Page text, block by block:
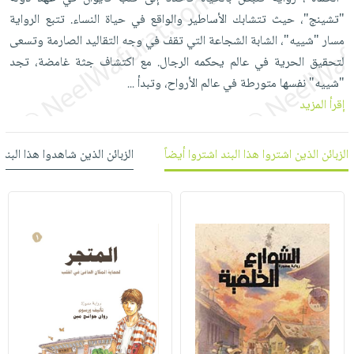
العناية
بالأسنان
الحمية
والتغذية
أدوات
المائدة
الأوعية
والتخزين
أدوات
المطبخ
الأكثر
مبيعاً
العودة
للمدارس
اكسسوارات
اكسسوارات
منزلية
اكسسوارات
مطرزات
حقائب
حلي
عناية
بالذات
شحن
مجاني
بنود
مختارة
اشتراكات
الاشتراكات
صندوق
القراءة
بلا
حدود
بحث
متقدم
نيل
عن
الشركة
سياسة
الشركة
حسابك
لائحة
الأمنيات
"تشينج"، حيث تتشابك الأساطير والواقع في حياة النساء. تتبع الرواية
مسار "شييه"، الشابة الشجاعة التي تقف في وجه التقاليد الصارمة وتسعى
لتحقيق الحرية في عالم يحكمه الرجال. مع اكتشاف جثة غامضة، تجد
"شييه" نفسها متورطة في عالم الأرواح، وتبدأ...
إقرأ المزيد
الزبائن الذين اشتروا هذا البند اشتروا أيضاً الزبائن الذين شاهدوا هذا